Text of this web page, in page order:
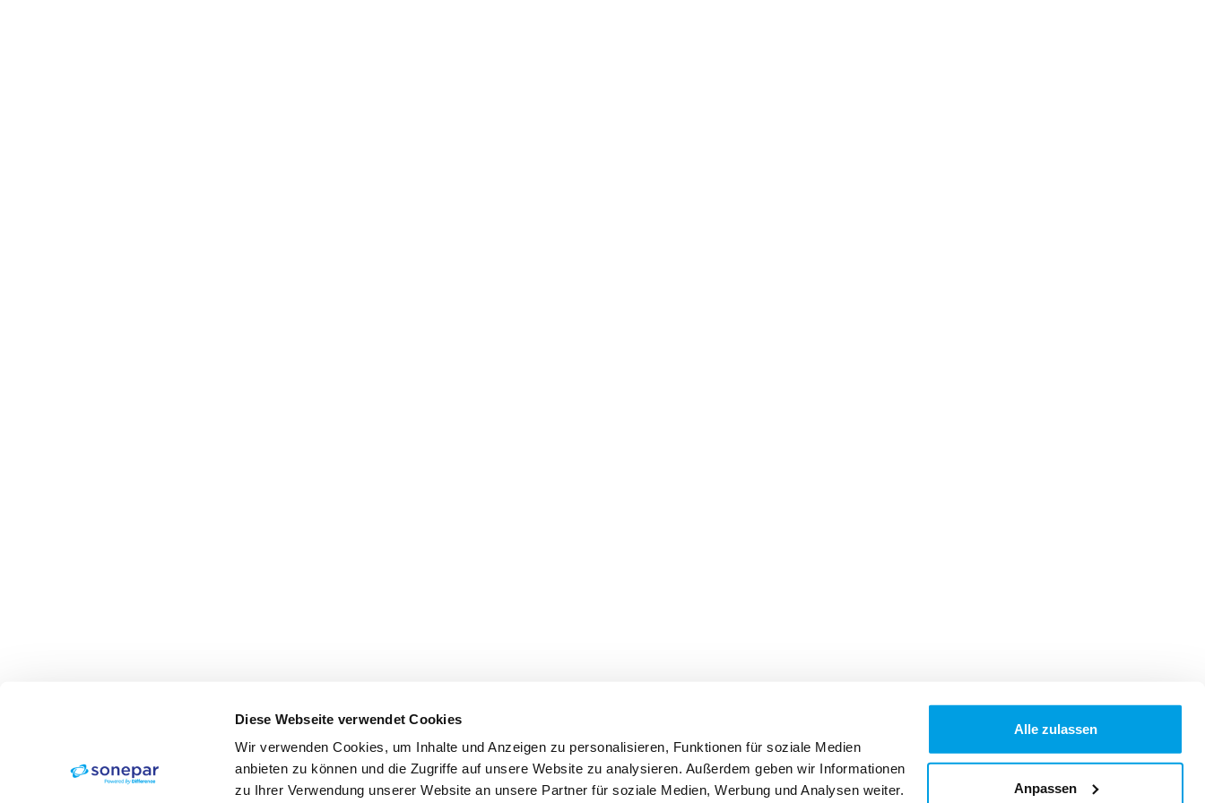
Diese Webseite verwendet Cookies
Wir verwenden Cookies, um Inhalte und Anzeigen zu personalisieren, Funktionen für soziale Medien
anbieten zu können und die Zugriffe auf unsere Website zu analysieren. Außerdem geben wir Informationen
zu Ihrer Verwendung unserer Website an unsere Partner für soziale Medien, Werbung und Analysen weiter.
Alle zulassen
Anpassen